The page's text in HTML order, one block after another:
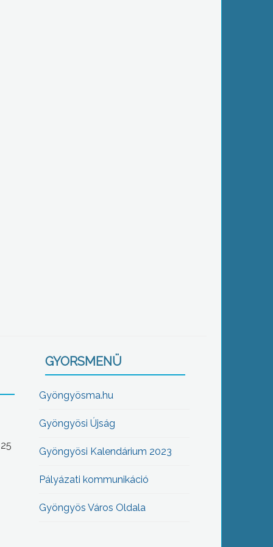
GYORSMENÜ
Gyöngyösma.hu
Gyöngyösi Újság
Gyöngyösi Kalendárium 2023
Pályázati kommunikáció
Gyöngyös Város Oldala